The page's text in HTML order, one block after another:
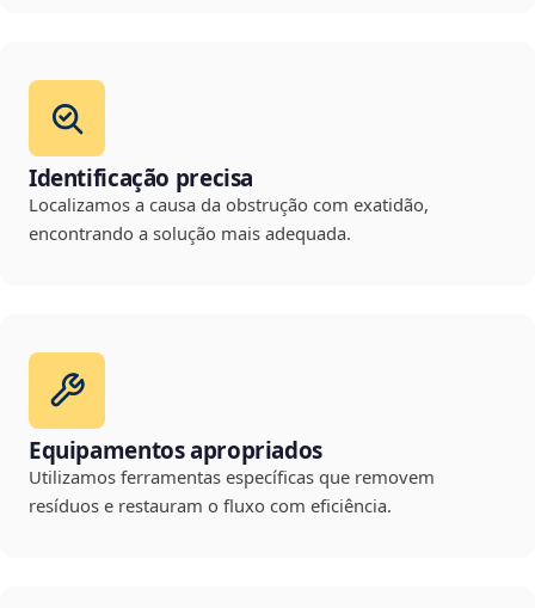
Identificação precisa
Localizamos a causa da obstrução com exatidão,
encontrando a solução mais adequada.
Equipamentos apropriados
Utilizamos ferramentas específicas que removem
resíduos e restauram o fluxo com eficiência.